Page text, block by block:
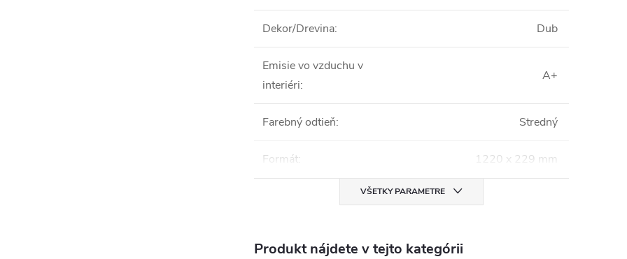
Dekor/Drevina: Dub
Emisie vo vzduchu v
interiéri:
A+
Farebný odtieň: Stredný
Formát: 1220 x 229 mm
VŠETKY PARAMETRE
Produkt nájdete v tejto kategórii